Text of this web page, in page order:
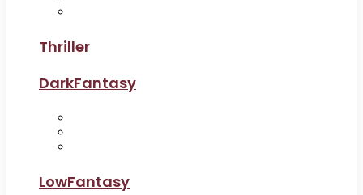
Thriller
DarkFantasy
LowFantasy